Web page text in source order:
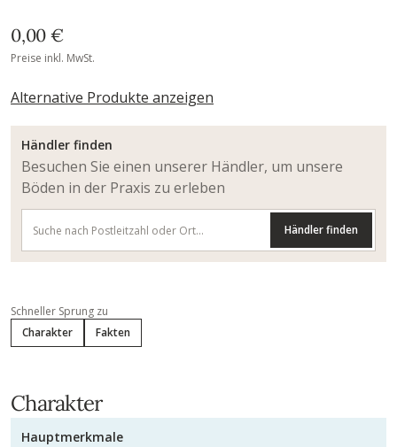
0,00 €
Preise inkl. MwSt.
Alternative Produkte anzeigen
Händler finden
Besuchen Sie einen unserer Händler, um unsere
Böden in der Praxis zu erleben
Händler finden
Schneller Sprung zu
Charakter
Fakten
Charakter
Hauptmerkmale